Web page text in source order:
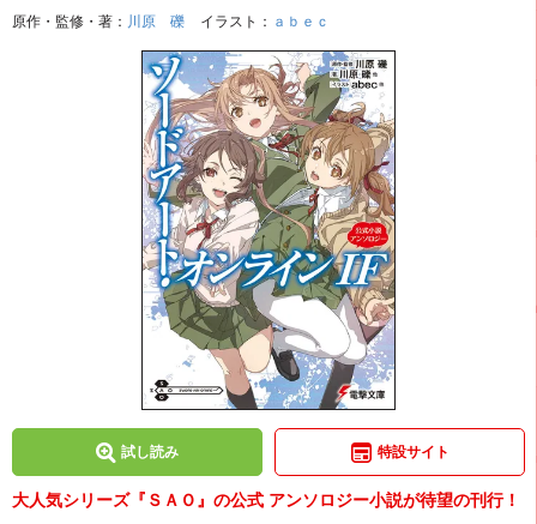
原作・監修・著： 川原 礫 イラスト： ａｂｅｃ
試し読み 特設サイト
大人気シリーズ『ＳＡＯ』の公式 アンソロジー小説が待望の刊行！